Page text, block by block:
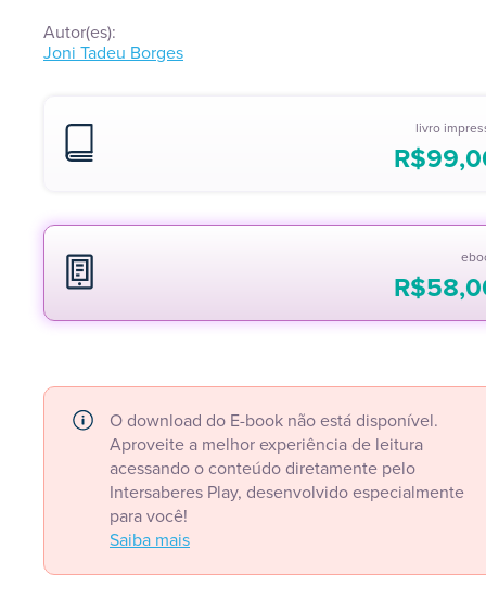
Autor(es):
Joni Tadeu Borges
livro
R$
R$
O download do E-book não está disponível.
Aproveite a melhor experiência de leitura
acessando o conteúdo diretamente pelo
Intersaberes Play, desenvolvido especialmente
para você!
Saiba mais